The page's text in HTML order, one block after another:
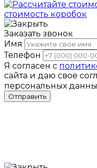
стоимость коробок
Заказать звонок
Имя
Телефон
Я согласен с
сайта и даю свое
персональных
Отправить